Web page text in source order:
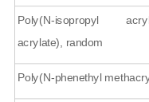
Poly(N-isopropyl
acrylate), random
Poly(N-phenethyl